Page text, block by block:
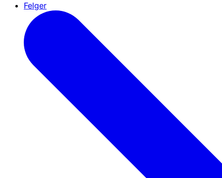
Felger